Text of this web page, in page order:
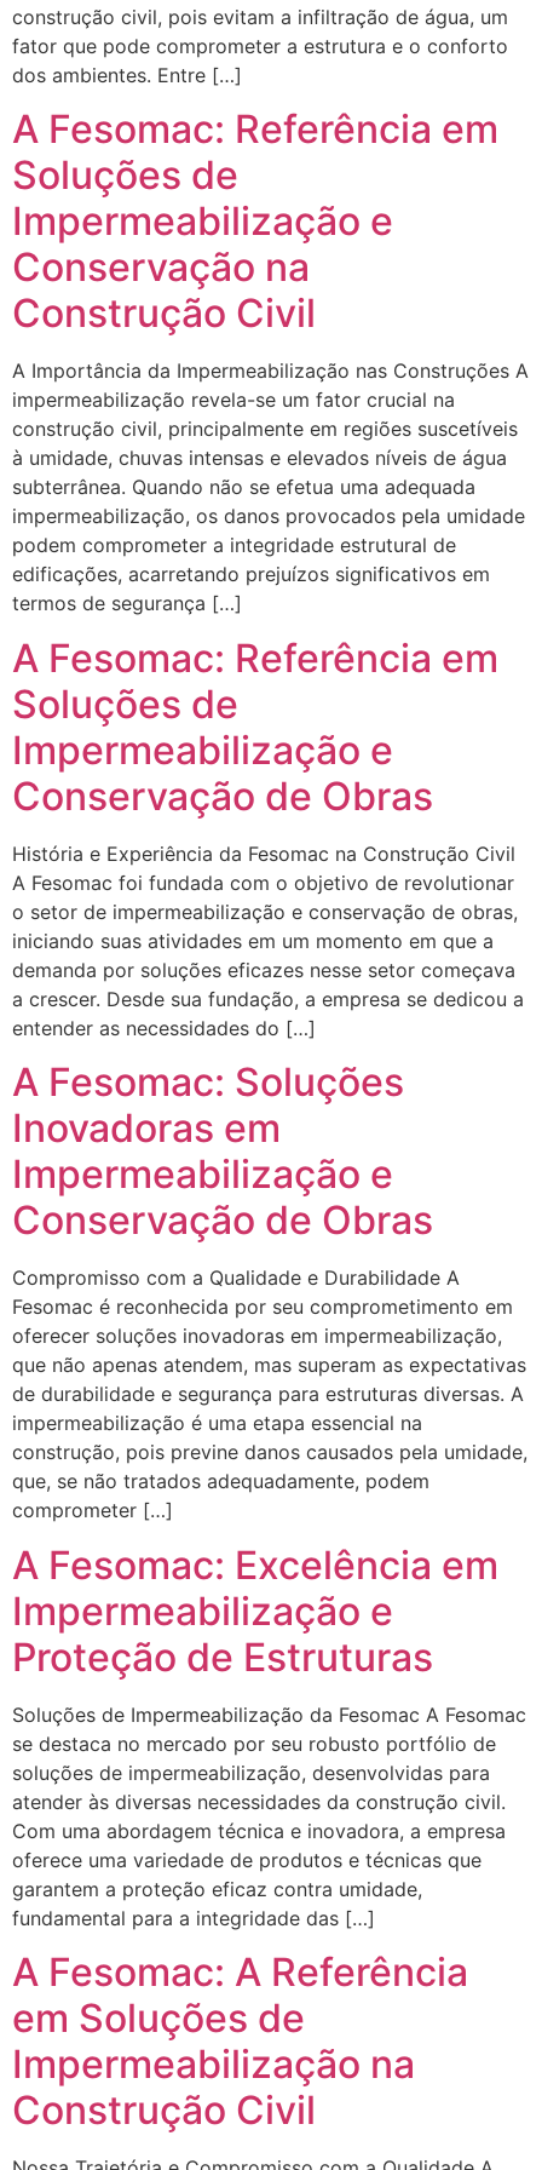
construção civil, pois evitam a infiltração de água, um
fator que pode comprometer a estrutura e o conforto
dos ambientes. Entre […]
A Fesomac: Referência em
Soluções de
Impermeabilização e
Conservação na
Construção Civil
A Importância da Impermeabilização nas Construções A
impermeabilização revela-se um fator crucial na
construção civil, principalmente em regiões suscetíveis
à umidade, chuvas intensas e elevados níveis de água
subterrânea. Quando não se efetua uma adequada
impermeabilização, os danos provocados pela umidade
podem comprometer a integridade estrutural de
edificações, acarretando prejuízos significativos em
termos de segurança […]
A Fesomac: Referência em
Soluções de
Impermeabilização e
Conservação de Obras
História e Experiência da Fesomac na Construção Civil
A Fesomac foi fundada com o objetivo de revolutionar
o setor de impermeabilização e conservação de obras,
iniciando suas atividades em um momento em que a
demanda por soluções eficazes nesse setor começava
a crescer. Desde sua fundação, a empresa se dedicou a
entender as necessidades do […]
A Fesomac: Soluções
Inovadoras em
Impermeabilização e
Conservação de Obras
Compromisso com a Qualidade e Durabilidade A
Fesomac é reconhecida por seu comprometimento em
oferecer soluções inovadoras em impermeabilização,
que não apenas atendem, mas superam as expectativas
de durabilidade e segurança para estruturas diversas. A
impermeabilização é uma etapa essencial na
construção, pois previne danos causados pela umidade,
que, se não tratados adequadamente, podem
comprometer […]
A Fesomac: Excelência em
Impermeabilização e
Proteção de Estruturas
Soluções de Impermeabilização da Fesomac A Fesomac
se destaca no mercado por seu robusto portfólio de
soluções de impermeabilização, desenvolvidas para
atender às diversas necessidades da construção civil.
Com uma abordagem técnica e inovadora, a empresa
oferece uma variedade de produtos e técnicas que
garantem a proteção eficaz contra umidade,
fundamental para a integridade das […]
A Fesomac: A Referência
em Soluções de
Impermeabilização na
Construção Civil